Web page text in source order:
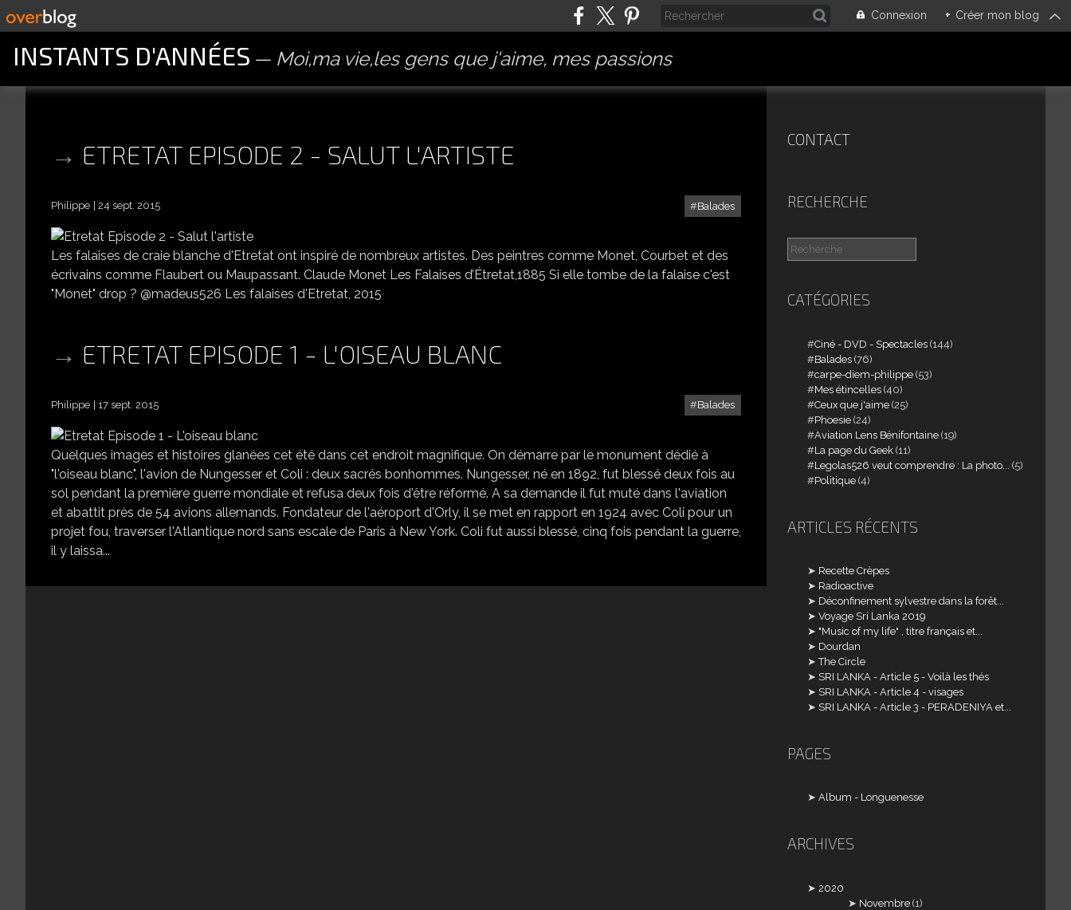
Connexion + Créer mon blog
INSTANTS D'ANNÉES Moi,ma vie,les gens que j'aime, mes passions
ETRETAT EPISODE 2 - SALUT L'ARTISTE
Balades
Philippe 24 sept. 2015 ETRETAT EPISODE 2 - SALUT L'ARTISTE
Les falaises de craie blanche d'Etretat ont inspiré de nombreux artistes. Des peintres comme Monet, Courbet et des
écrivains comme Flaubert ou Maupassant. Claude Monet Les Falaises d’Étretat,1885 Si elle tombe de la falaise c'est
"Monet" drop ? @madeus526 Les falaises d'Etretat, 2015
ETRETAT EPISODE 1 - L'OISEAU BLANC
Balades
Philippe 17 sept. 2015 ETRETAT EPISODE 1 - L'OISEAU BLANC
Quelques images et histoires glanées cet été dans cet endroit magnifique. On démarre par le monument dédié à
"l'oiseau blanc", l'avion de Nungesser et Coli : deux sacrés bonhommes. Nungesser, né en 1892, fut blessé deux fois au
sol pendant la première guerre mondiale et refusa deux fois d'être réformé. A sa demande il fut muté dans l'aviation
et abattit près de 54 avions allemands. Fondateur de l'aéroport d'Orly, il se met en rapport en 1924 avec Coli pour un
projet fou, traverser l'Atlantique nord sans escale de Paris à New York. Coli fut aussi blessé, cinq fois pendant la guerre,
il y laissa...
CONTACT
RECHERCHE
CATÉGORIES
Ciné - DVD - Spectacles (144)
Balades (76)
carpe-diem-philippe (53)
Mes étincelles (40)
Ceux que j'aime (25)
Phoesie (24)
Aviation Lens Bénifontaine (19)
La page du Geek (11)
Legolas526 veut comprendre : La photo...
(5)
Politique (4)
ARTICLES RÉCENTS
Recette Crèpes
Radioactive
Déconfinement sylvestre dans la forêt...
Voyage Sri Lanka 2019
"Music of my life" , titre français et...
Dourdan
The Circle
SRI LANKA - Article 5 - Voilà les thés
SRI LANKA - Article 4 - visages
SRI LANKA - Article 3 - PERADENIYA et...
PAGES
Album - Longuenesse
ARCHIVES
2020
Novembre (1)